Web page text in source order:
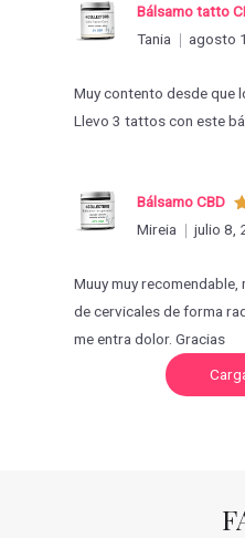
Bálsamo tatto
Tania
agosto
Muy contento desde que
Llevo 3 tattos con este
Bálsamo CBD
Mireia
julio 8,
Muuy muy
de cervicales de forma
me entra dolor. Gracias